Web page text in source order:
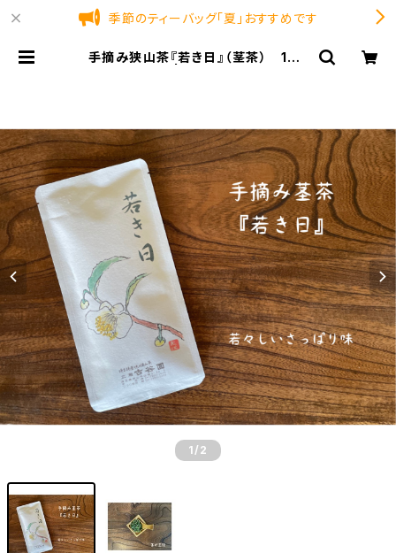
季節のティーバッグ「夏」おすすめです
手摘み狭山茶『若き日』（茎茶） 100
1 /2